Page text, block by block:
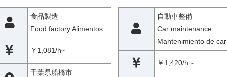
食品製造
Food factory Alimentos
￥1,081/h~
千葉県船橋市
自動車整備
Car maintenance
Mantenimiento de
￥1,420/h～